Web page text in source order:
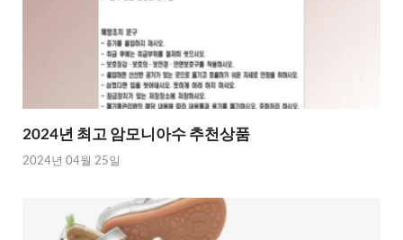
2024년 최고 암모니아수 추천상품
2024년 04월 25일